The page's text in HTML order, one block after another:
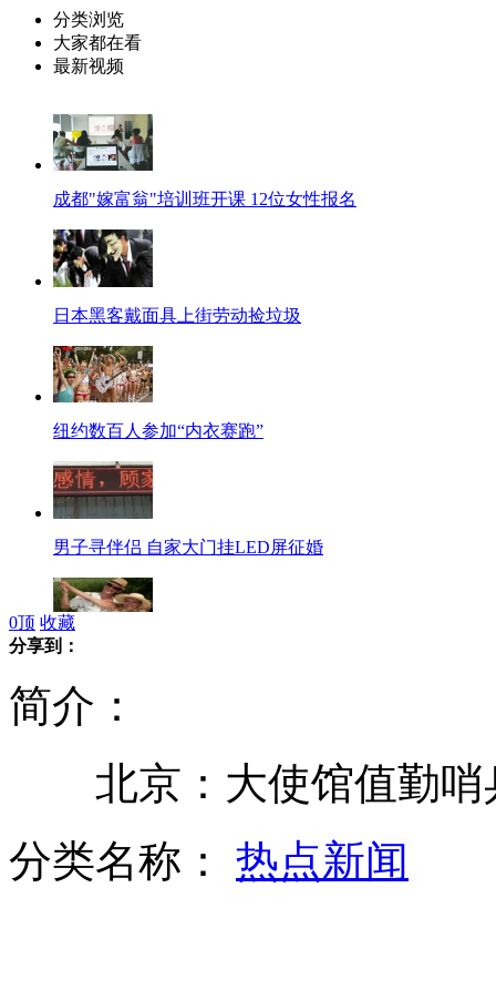
分类浏览
大家都在看
最新视频
成都"嫁富翁"培训班开课 12位女性报名
日本黑客戴面具上街劳动捡垃圾
纽约数百人参加“内衣赛跑”
男子寻伴侣 自家大门挂LED屏征婚
英国富翁随机向路人发钱要求行善
0顶 收藏
分享到：
简介：
北京：大使馆值勤哨
分类名称： 热点新闻